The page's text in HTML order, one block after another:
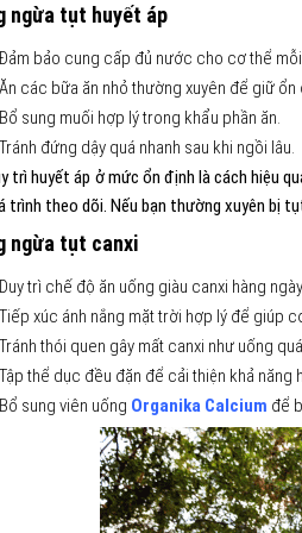
ngừa tụt huyết áp
Đảm bảo cung cấp đủ nước cho cơ thể
Ăn các bữa ăn nhỏ thường xuyên để giữ
Bổ sung muối hợp lý trong khẩu phần ăn.
Tránh đứng dậy quá nhanh sau khi ngồi lâu.
trì huyết áp ở mức ổn định là cách hiệu
trình theo dõi. Nếu bạn thường xuyên bị
ngừa tụt canxi
Duy trì chế độ ăn uống giàu canxi hàng
Tiếp xúc ánh nắng mặt trời hợp lý để giúp
Tránh thói quen gây mất canxi như uống
Tập thể dục đều đặn để cải thiện khả
Bổ sung viên uống Organika Calcium để